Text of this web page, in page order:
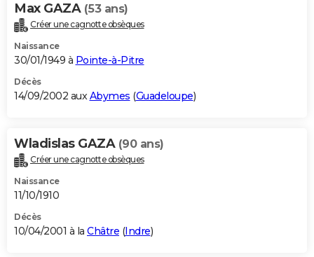
Max GAZA (53 ans)
Créer une cagnotte obsèques
Naissance
30/01/1949 à Pointe-à-Pitre
Décès
14/09/2002 auxAbymes (Guadeloupe)
Wladislas GAZA (90 ans)
Créer une cagnotte obsèques
Naissance
11/10/1910
Décès
10/04/2001 à la Châtre (Indre)